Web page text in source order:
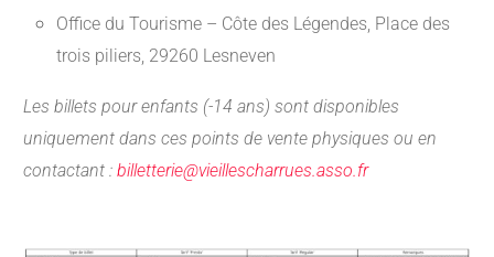
Office du Tourisme – Côte des Légendes, Place des
trois piliers, 29260 Lesneven
Les billets pour enfants (-14 ans) sont disponibles
uniquement dans ces points de vente physiques ou en
contactant : billetterie@vieillescharrues.asso.fr